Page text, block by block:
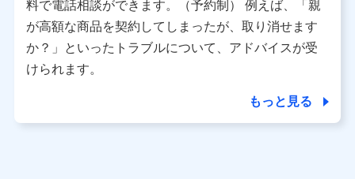
※ パーソナルデータダッシュボードの「第三者提供の管
理」の設定状態にかかわらず、共同利用する場合がありま
※ dポイントクラブ会員ではないお客さま（2019年12月11
日以降、一度もdポイントクラブ会員であったことがないお
個人データは、こちら の利用目的の範囲内に限って共同利
用します。
料で電話相談ができます。（予約制） 例えば、「親
が高額な商品を契約してしまったが、取り消せます
か？」といったトラブルについて、アドバイスが受
けられます。
もっと見る